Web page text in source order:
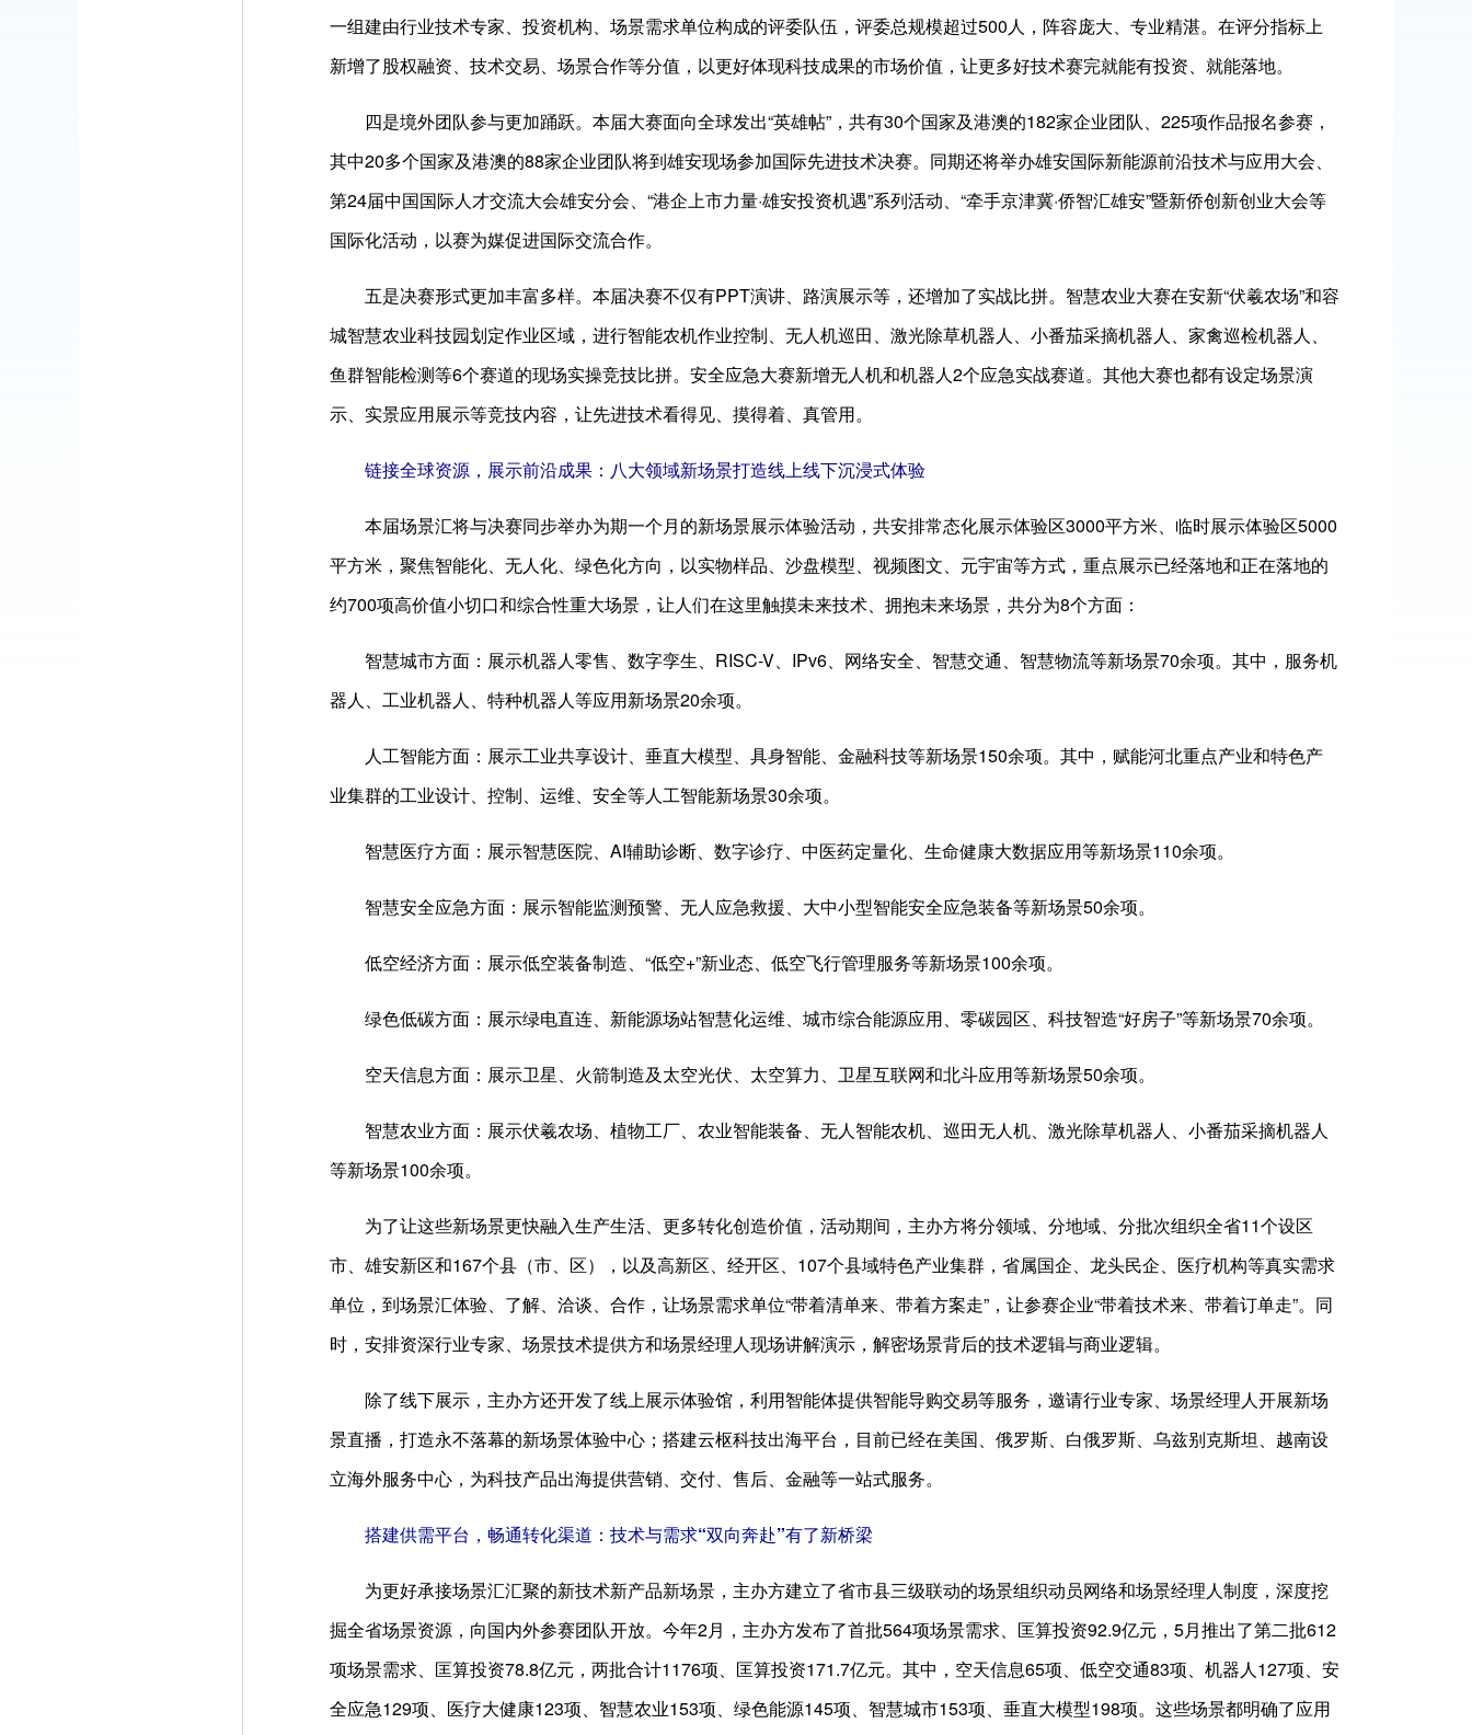
一组建由行业技术专家、投资机构、场景需求单位构成的评委队伍，评委总规模超过500人，阵容庞大、专业精湛。在评分指标上
新增了股权融资、技术交易、场景合作等分值，以更好体现科技成果的市场价值，让更多好技术赛完就能有投资、就能落地。
四是境外团队参与更加踊跃。本届大赛面向全球发出“英雄帖”，共有30个国家及港澳的182家企业团队、225项作品报名参赛，
其中20多个国家及港澳的88家企业团队将到雄安现场参加国际先进技术决赛。同期还将举办雄安国际新能源前沿技术与应用大会、
第24届中国国际人才交流大会雄安分会、“港企上市力量·雄安投资机遇”系列活动、“牵手京津冀·侨智汇雄安”暨新侨创新创业大会等
国际化活动，以赛为媒促进国际交流合作。
五是决赛形式更加丰富多样。本届决赛不仅有PPT演讲、路演展示等，还增加了实战比拼。智慧农业大赛在安新“伏羲农场”和容
城智慧农业科技园划定作业区域，进行智能农机作业控制、无人机巡田、激光除草机器人、小番茄采摘机器人、家禽巡检机器人、
鱼群智能检测等6个赛道的现场实操竞技比拼。安全应急大赛新增无人机和机器人2个应急实战赛道。其他大赛也都有设定场景演
示、实景应用展示等竞技内容，让先进技术看得见、摸得着、真管用。
链接全球资源，展示前沿成果：八大领域新场景打造线上线下沉浸式体验
本届场景汇将与决赛同步举办为期一个月的新场景展示体验活动，共安排常态化展示体验区3000平方米、临时展示体验区5000
平方米，聚焦智能化、无人化、绿色化方向，以实物样品、沙盘模型、视频图文、元宇宙等方式，重点展示已经落地和正在落地的
约700项高价值小切口和综合性重大场景，让人们在这里触摸未来技术、拥抱未来场景，共分为8个方面：
智慧城市方面：展示机器人零售、数字孪生、RISC-V、IPv6、网络安全、智慧交通、智慧物流等新场景70余项。其中，服务机
器人、工业机器人、特种机器人等应用新场景20余项。
人工智能方面：展示工业共享设计、垂直大模型、具身智能、金融科技等新场景150余项。其中，赋能河北重点产业和特色产
业集群的工业设计、控制、运维、安全等人工智能新场景30余项。
智慧医疗方面：展示智慧医院、AI辅助诊断、数字诊疗、中医药定量化、生命健康大数据应用等新场景110余项。
智慧安全应急方面：展示智能监测预警、无人应急救援、大中小型智能安全应急装备等新场景50余项。
低空经济方面：展示低空装备制造、“低空+”新业态、低空飞行管理服务等新场景100余项。
绿色低碳方面：展示绿电直连、新能源场站智慧化运维、城市综合能源应用、零碳园区、科技智造“好房子”等新场景70余项。
空天信息方面：展示卫星、火箭制造及太空光伏、太空算力、卫星互联网和北斗应用等新场景50余项。
智慧农业方面：展示伏羲农场、植物工厂、农业智能装备、无人智能农机、巡田无人机、激光除草机器人、小番茄采摘机器人
等新场景100余项。
为了让这些新场景更快融入生产生活、更多转化创造价值，活动期间，主办方将分领域、分地域、分批次组织全省11个设区
市、雄安新区和167个县（市、区），以及高新区、经开区、107个县域特色产业集群，省属国企、龙头民企、医疗机构等真实需求
单位，到场景汇体验、了解、洽谈、合作，让场景需求单位“带着清单来、带着方案走”，让参赛企业“带着技术来、带着订单走”。同
时，安排资深行业专家、场景技术提供方和场景经理人现场讲解演示，解密场景背后的技术逻辑与商业逻辑。
除了线下展示，主办方还开发了线上展示体验馆，利用智能体提供智能导购交易等服务，邀请行业专家、场景经理人开展新场
景直播，打造永不落幕的新场景体验中心；搭建云枢科技出海平台，目前已经在美国、俄罗斯、白俄罗斯、乌兹别克斯坦、越南设
立海外服务中心，为科技产品出海提供营销、交付、售后、金融等一站式服务。
搭建供需平台，畅通转化渠道：技术与需求“双向奔赴”有了新桥梁
为更好承接场景汇汇聚的新技术新产品新场景，主办方建立了省市县三级联动的场景组织动员网络和场景经理人制度，深度挖
掘全省场景资源，向国内外参赛团队开放。今年2月，主办方发布了首批564项场景需求、匡算投资92.9亿元，5月推出了第二批612
项场景需求、匡算投资78.8亿元，两批合计1176项、匡算投资171.7亿元。其中，空天信息65项、低空交通83项、机器人127项、安
全应急129项、医疗大健康123项、智慧农业153项、绿色能源145项、智慧城市153项、垂直大模型198项。这些场景都明确了应用